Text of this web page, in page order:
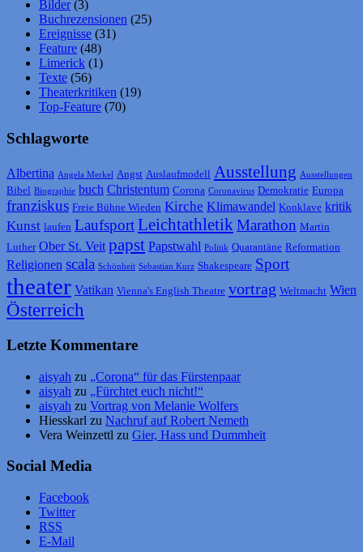
Bilder(3)
Buchrezensionen (25)
Ereignisse (31)
Feature (48)
Limerick (1)
Texte (56)
Theaterkritiken (19)
Top-Feature (70)
Schlagworte
Albertina Angela Merkel Angst Auslaufmodell Ausstellung Ausstellungen
Bibel Biographie buch Christentum Corona Coronavirus Demokratie Europa
franziskus Freie Bühne Wieden Kirche Klimawandel Konklave kritik
Kunst laufen LaufsportLeichtathletikMarathon Martin
Luther Ober St. Veit papst Papstwahl Politik Quarantäne Reformation
Religionen scala Schönheit Sebastian Kurz Shakespeare Sport
theater Vatikan Vienna's English Theatre vortrag Weltmacht Wien
Österreich
Letzte Kommentare
aisyah zu „Corona“ für das Fürstenpaar
aisyah zu „Fürchtet euch nicht!“
aisyah zu Vortrag von Melanie Wolfers
Hiesskarl zu Nachruf auf Robert Nemeth
Vera Weinzettl zu Gier, Hass und Dummheit
Social Media
Facebook
Twitter
RSS
E-Mail